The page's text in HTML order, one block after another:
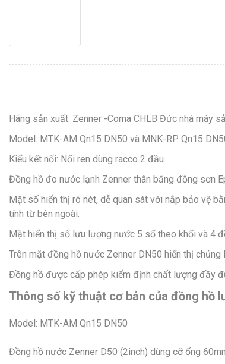
Hãng sản xuất: Zenner -Coma CHLB Đức nhà máy
Model: MTK-AM Qn15 DN50 và MNK-RP Qn15
Kiểu kết nối: Nối ren dùng racco 2 đầu
Đồng hồ đo nước lạnh Zenner thân bằng đồng sơn
Mặt số hiển thị rõ nét, dễ quan sát với nắp bảo vệ
tính từ bên ngoài.
Mặt hiển thị số lưu lượng nước 5 số theo khối và 4
Trên mặt đồng hồ nước Zenner DN50 hiển thị
Đồng hồ được cấp phép kiểm định chất lượng đầy
Thông số kỹ thuật cơ bản của đồng hồ
Model: MTK-AM Qn15 DN50
Đồng hồ nước Zenner D50 (2inch) dùng cỡ ống